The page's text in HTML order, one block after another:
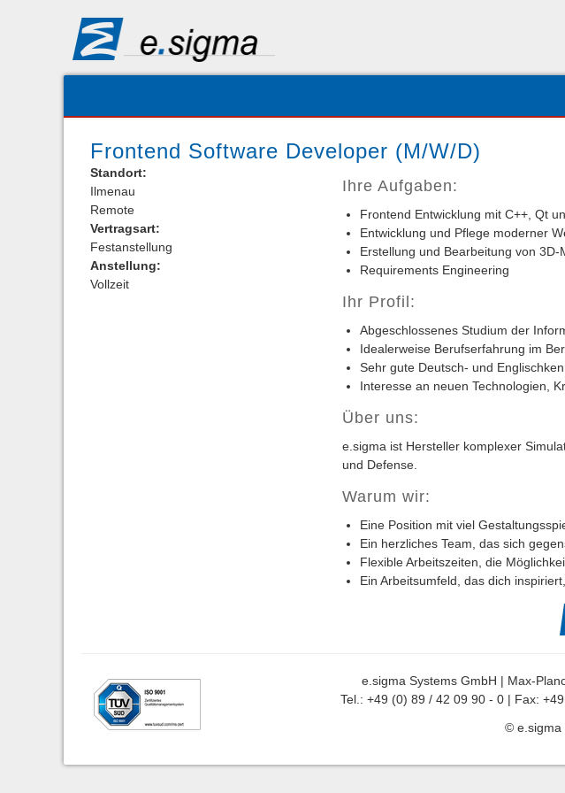
Frontend Software Developer (M/W/D)
Standort:
Ilmenau
Remote
Vertragsart:
Festanstellung
Anstellung:
Vollzeit
Ihre Aufgaben:
Frontend Entwicklung mit C++, Qt
Entwicklung und Pflege moderner
Erstellung und Bearbeitung von
Requirements Engineering
Ihr Profil:
Abgeschlossenes Studium der
Idealerweise Berufserfahrung im
Sehr gute Deutsch- und
Interesse an neuen Technologien,
Über uns:
e.sigma ist Hersteller komplexer
und Defense.
Warum wir:
Eine Position mit viel
Ein herzliches Team, das sich
Flexible Arbeitszeiten, die
Ein Arbeitsumfeld, das dich
e.sigma Systems GmbH | Max-
Tel.: +49 (0) 89 / 42 09 90 - 0 | Fax:
© e.sigma